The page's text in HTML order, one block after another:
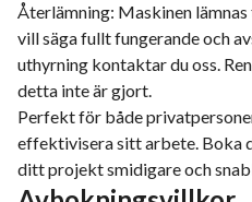
Återlämning: Maskinen
vill säga fullt fungerande och
uthyrning kontaktar du oss.
detta inte är gjort.
Perfekt för både
effektivisera sitt arbete. Boka
ditt projekt smidigare och